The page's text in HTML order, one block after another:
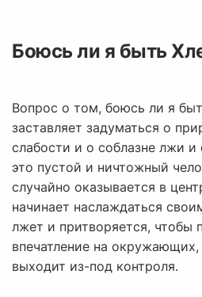
Боюсь ли я быть
Вопрос о том, боюсь ли я
заставляет задуматься о
слабости и о соблазне лжи и
это пустой и ничтожный
случайно оказывается в
начинает наслаждаться
лжет и притворяется, чтобы
впечатление на
выходит из-под контроля.